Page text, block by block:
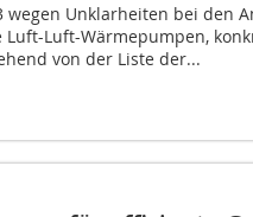
wegen Unklarheiten bei den
Luft-Wärmepumpen,
von der Liste der...